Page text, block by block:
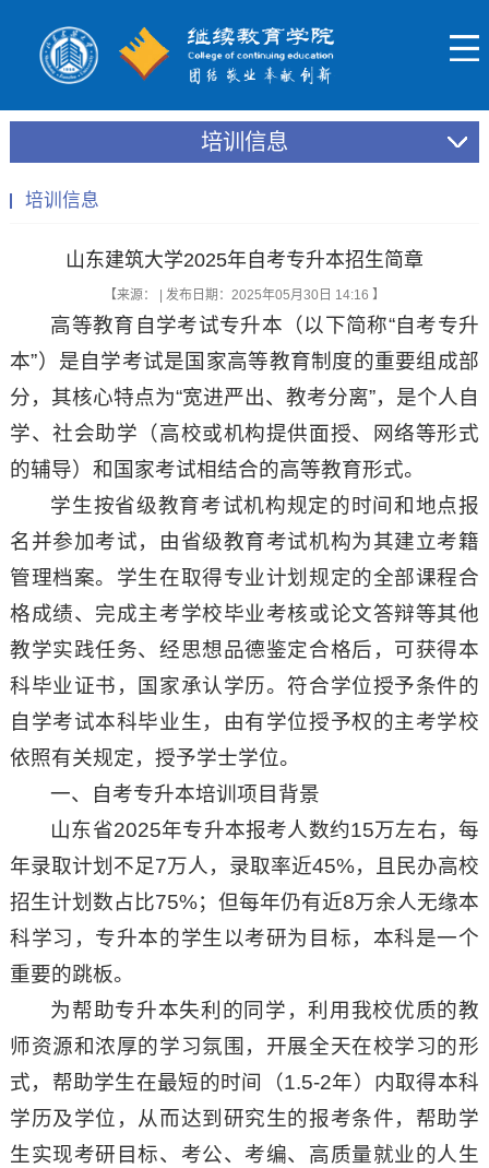
培训信息
培训信息
山东建筑大学2025年自考专升本招生简章
【来源： | 发布日期：2025年05月30日 14:16 】
高等教育自学考试专升本（以下简称“自考专升
本”）是自学考试是国家高等教育制度的重要组成部
分，其核心特点为“宽进严出、教考分离”，是个人自
学、社会助学（高校或机构提供面授、网络等形式
的辅导）和国家考试相结合的高等教育形式。
学生按省级教育考试机构规定的时间和地点报
名并参加考试，由省级教育考试机构为其建立考籍
管理档案。学生在取得专业计划规定的全部课程合
格成绩、完成主考学校毕业考核或论文答辩等其他
教学实践任务、经思想品德鉴定合格后，可获得本
科毕业证书，国家承认学历。符合学位授予条件的
自学考试本科毕业生，由有学位授予权的主考学校
依照有关规定，授予学士学位。
一、自考专升本培训项目背景
山东省2025年专升本报考人数约15万左右，每
年录取计划不足7万人，录取率近45%，且民办高校
招生计划数占比75%；但每年仍有近8万余人无缘本
科学习，专升本的学生以考研为目标，本科是一个
重要的跳板。
为帮助专升本失利的同学，利用我校优质的教
师资源和浓厚的学习氛围，开展全天在校学习的形
式，帮助学生在最短的时间（1.5-2年）内取得本科
学历及学位，从而达到研究生的报考条件，帮助学
生实现考研目标、考公、考编、高质量就业的人生